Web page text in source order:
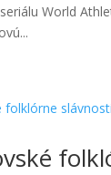
World